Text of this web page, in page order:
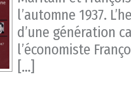
l’automne 1937.
d’une génération
l’économiste
[…]